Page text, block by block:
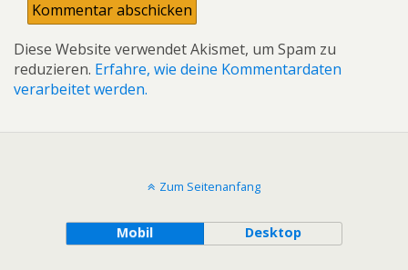
Diese Website verwendet Akismet, um Spam zu
reduzieren. Erfahre, wie deine Kommentardaten
verarbeitet werden.
Zum Seitenanfang
Mobil Desktop